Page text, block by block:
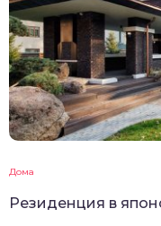
Дома
Резиденция в